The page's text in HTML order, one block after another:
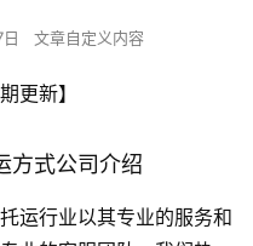
文章自定义内容
更新】
方式公司介绍
运行业以其专业的服务和